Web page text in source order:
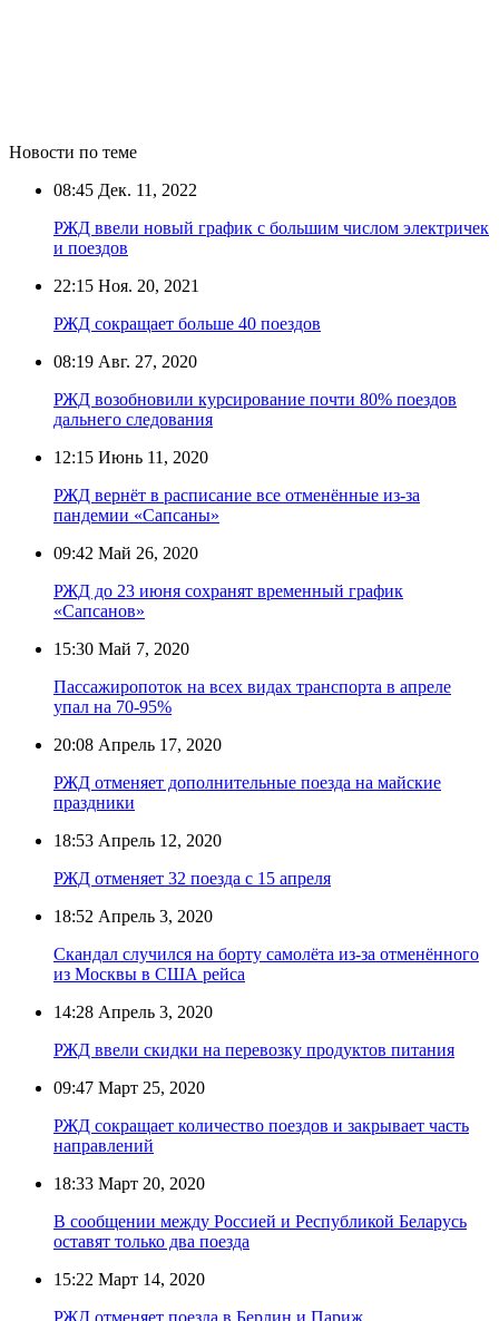
Новости по теме
08:45 Дек. 11, 2022
РЖД ввели новый график с большим числом электричек
и поездов
22:15 Ноя. 20, 2021
РЖД сокращает больше 40 поездов
08:19 Авг. 27, 2020
РЖД возобновили курсирование почти 80% поездов
дальнего следования
12:15 Июнь 11, 2020
РЖД вернёт в расписание все отменённые из-за
пандемии «Сапсаны»
09:42 Май 26, 2020
РЖД до 23 июня сохранят временный график
«Сапсанов»
15:30 Май 7, 2020
Пассажиропоток на всех видах транспорта в апреле
упал на 70-95%
20:08 Апрель 17, 2020
РЖД отменяет дополнительные поезда на майские
праздники
18:53 Апрель 12, 2020
РЖД отменяет 32 поезда с 15 апреля
18:52 Апрель 3, 2020
Скандал случился на борту самолёта из-за отменённого
из Москвы в США рейса
14:28 Апрель 3, 2020
РЖД ввели скидки на перевозку продуктов питания
09:47 Март 25, 2020
РЖД сокращает количество поездов и закрывает часть
направлений
18:33 Март 20, 2020
В сообщении между Россией и Республикой Беларусь
оставят только два поезда
15:22 Март 14, 2020
РЖД отменяет поезда в Берлин и Париж